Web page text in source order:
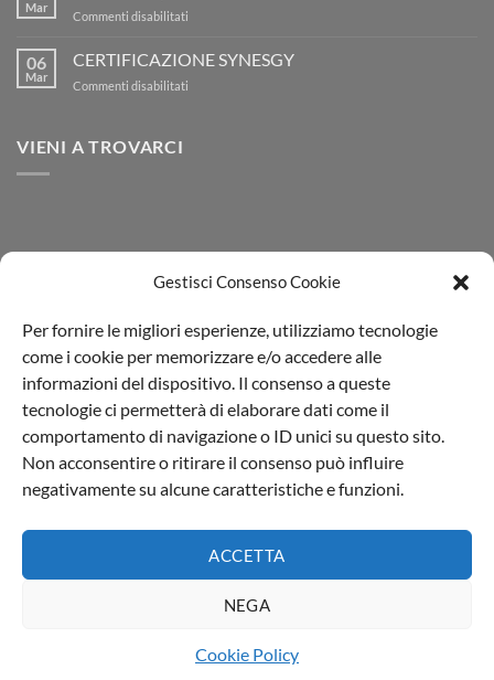
Gestisci Consenso Cookie
Per fornire le migliori esperienze, utilizziamo tecnologie
come i cookie per memorizzare e/o accedere alle
informazioni del dispositivo. Il consenso a queste
tecnologie ci permetterà di elaborare dati come il
comportamento di navigazione o ID unici su questo sito.
Non acconsentire o ritirare il consenso può influire
negativamente su alcune caratteristiche e funzioni.
ACCETTA
NEGA
Cookie Policy
citrico!
Mar
Commenti disabilitati
il
Report
06
Mar
CERTIFICAZIONE SYNESGY
Commenti disabilitati
VIENI A TROVARCI
Privacy policy
Made with (L) byWeb Agency Milano